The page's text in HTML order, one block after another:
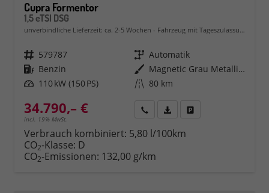
Cupra Formentor
1,5 eTSI DSG
unverbindliche Lieferzeit: ca. 2-5 Wochen Fahrzeug mit Tageszulassung
Fahrzeugnr. 579787 Getriebe Automatik
Kraftstoff Benzin Außenfarbe
Magnetic Grau Metallic (S7)
Leistung 110 kW (150 PS) Kilometerstand 80 km
34.790,– €
incl. 19% MwSt.
Rückruf PDF-Datei, Fahrzeugexposé
Verbrauch kombiniert: 5,80 l/100km
CO2-Klasse: D
CO2-Emissionen: 132,00 g/km